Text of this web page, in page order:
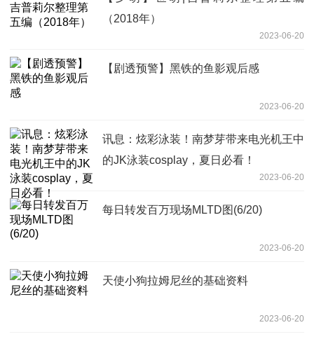
（2018年）
2023-06-20
【剧透预警】黑铁的鱼影观后感
2023-06-20
讯息：炫彩泳装！南梦芽带来电光机王中
的JK泳装cosplay，夏日必看！
2023-06-20
每日转发百万现场MLTD图(6/20)
2023-06-20
天使小狗拉姆尼丝的基础资料
2023-06-20